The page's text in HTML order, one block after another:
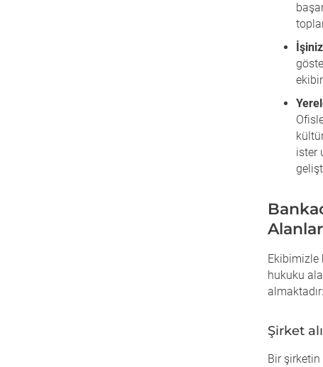
ister
Ekibimizle
hukuku
almaktadır:
Şirket
Bir şirketin